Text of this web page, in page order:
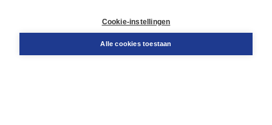
Cookie-instellingen
Alle cookies toestaan